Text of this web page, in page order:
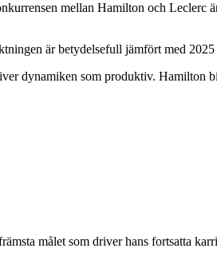
mellan Hamilton och Leclerc
är betydelsefull jämfört med
dynamiken som produktiv. Hamilton
målet som driver hans fortsatta